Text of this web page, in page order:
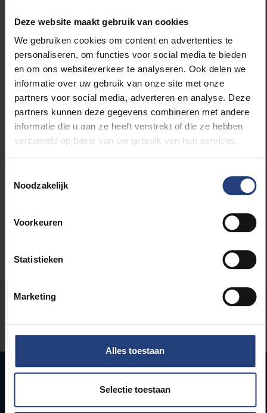
Deze website maakt gebruik van cookies
We gebruiken cookies om content en advertenties te
personaliseren, om functies voor social media te bieden
en om ons websiteverkeer te analyseren. Ook delen we
informatie over uw gebruik van onze site met onze
partners voor social media, adverteren en analyse. Deze
partners kunnen deze gegevens combineren met andere
informatie die u aan ze heeft verstrekt of die ze hebben
verzameld op basis van uw gebruik van hun services.
Noodzakelijk
Voorkeuren
Statistieken
Marketing
Alles toestaan
Selectie toestaan
Lees ook:“Vrouwen in de Vlaamse filmsector:
gezocht… en gevonden?”
Lees meer over:
Stond er een fout op deze pagina?
Laat het ons weten